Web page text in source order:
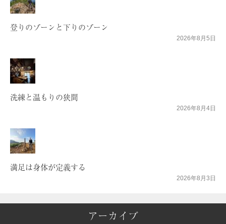
登りのゾーンと下りのゾーン
2026年8月5日
洗練と温もりの狭間
2026年8月4日
満足は身体が定義する
2026年8月3日
アーカイブ